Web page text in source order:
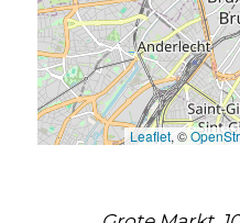
Leaflet, ©